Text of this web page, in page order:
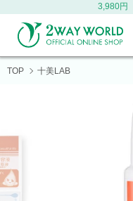
3,980円
TOP 十美LAB